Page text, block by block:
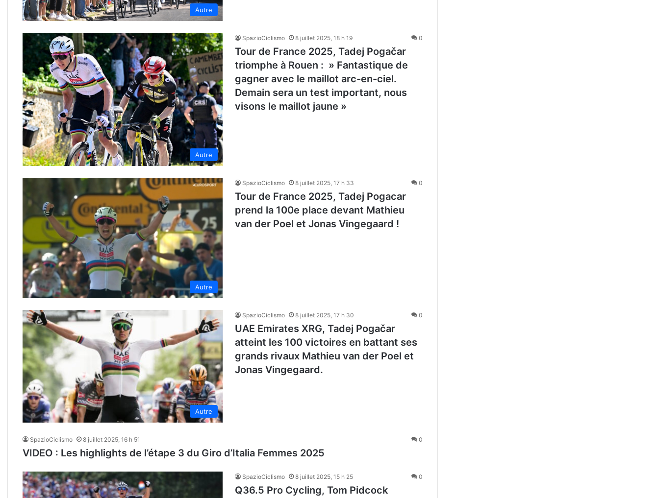
Autre
Autre
SpazioCiclismo 8 juillet 2025, 18 h 19 0
Tour de France 2025, Tadej Pogačar
triomphe à Rouen : » Fantastique de
gagner avec le maillot arc-en-ciel.
Demain sera un test important, nous
visons le maillot jaune »
Autre
SpazioCiclismo 8 juillet 2025, 17 h 33 0
Tour de France 2025, Tadej Pogacar
prend la 100e place devant Mathieu
van der Poel et Jonas Vingegaard !
Autre
SpazioCiclismo 8 juillet 2025, 17 h 30 0
UAE Emirates XRG, Tadej Pogačar
atteint les 100 victoires en battant ses
grands rivaux Mathieu van der Poel et
Jonas Vingegaard.
SpazioCiclismo 8 juillet 2025, 16 h 51 0
VIDEO : Les highlights de l’étape 3 du Giro d’Italia Femmes 2025
SpazioCiclismo 8 juillet 2025, 15 h 25 0
Q36.5 Pro Cycling, Tom Pidcock